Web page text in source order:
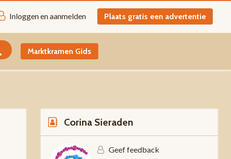
Inloggen en aanmelden Plaats gratis een advertentie
Marktkramen Gids
Corina Sieraden
Geef feedback